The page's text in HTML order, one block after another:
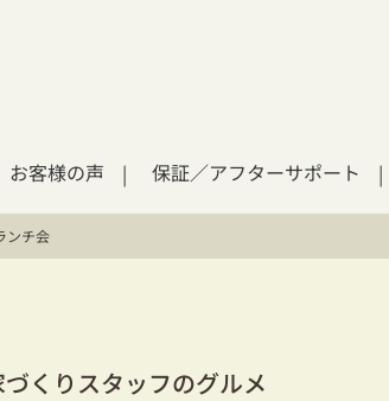
お客様の声 保証／アフターサポート
ンチ会
づくりスタッフのグルメ